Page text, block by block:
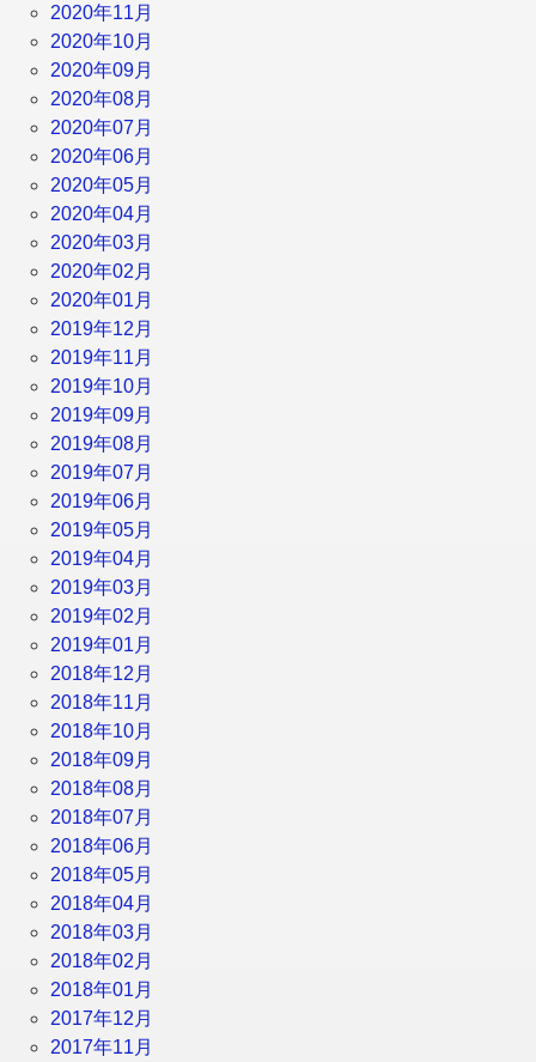
2020年11月
2020年10月
2020年09月
2020年08月
2020年07月
2020年06月
2020年05月
2020年04月
2020年03月
2020年02月
2020年01月
2019年12月
2019年11月
2019年10月
2019年09月
2019年08月
2019年07月
2019年06月
2019年05月
2019年04月
2019年03月
2019年02月
2019年01月
2018年12月
2018年11月
2018年10月
2018年09月
2018年08月
2018年07月
2018年06月
2018年05月
2018年04月
2018年03月
2018年02月
2018年01月
2017年12月
2017年11月